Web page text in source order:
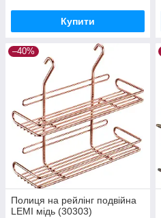
Купити
–40%
Полиця на рейлінг подвійна
LEMI мідь (30303)